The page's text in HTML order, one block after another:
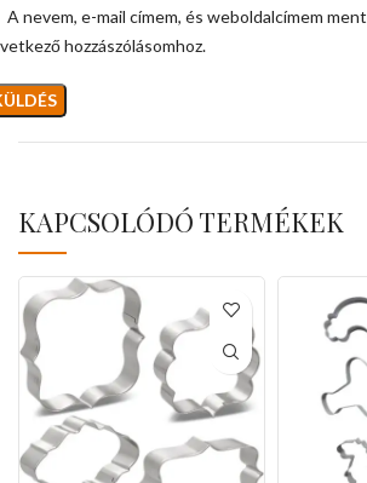
A nevem, e-mail címem, és weboldalcímem
hozzászólásomhoz.
KAPCSOLÓDÓ TERMÉKEK